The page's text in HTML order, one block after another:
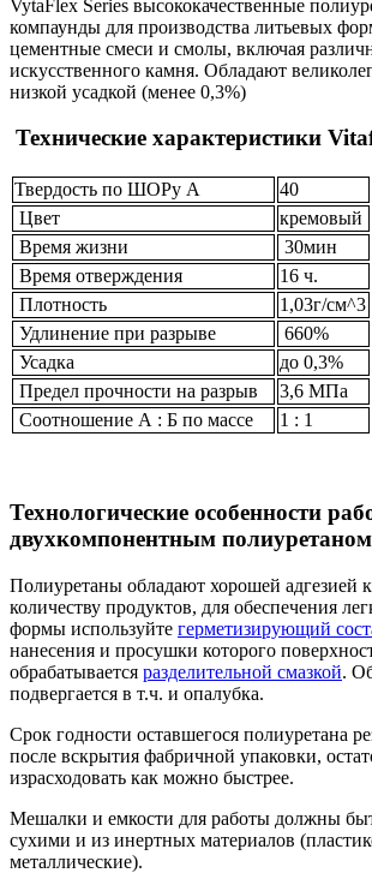
VytaFlex Series высококачественные
компаунды для производства литьевых
цементные смеси и смолы, включая
искусственного камня. Обладают
низкой усадкой (менее 0,3%)
Технические характеристики
Твердость по ШОРу А
40
Цвет
кремовый
Время жизни
30мин
Время отверждения
16 ч.
Плотность
1,03г/см^3
Удлинение при разрыве
660%
Усадка
до 0,3%
Предел прочности на разрыв
3,6 МПа
Соотношение А : Б по массе
1 : 1
Технологические особенности
двухкомпонентным полиуретаном
Полиуретаны обладают хорошей адгезией
количеству продуктов, для обеспечения
формы используйте герметизирующий
нанесения и просушки которого
обрабатывается разделительной смазкой.
подвергается в т.ч. и опалубка.
Срок годности оставшегося полиуретана
после вскрытия фабричной упаковки,
израсходовать как можно быстрее.
Мешалки и емкости для работы должны
сухими и из инертных материалов
металлические).